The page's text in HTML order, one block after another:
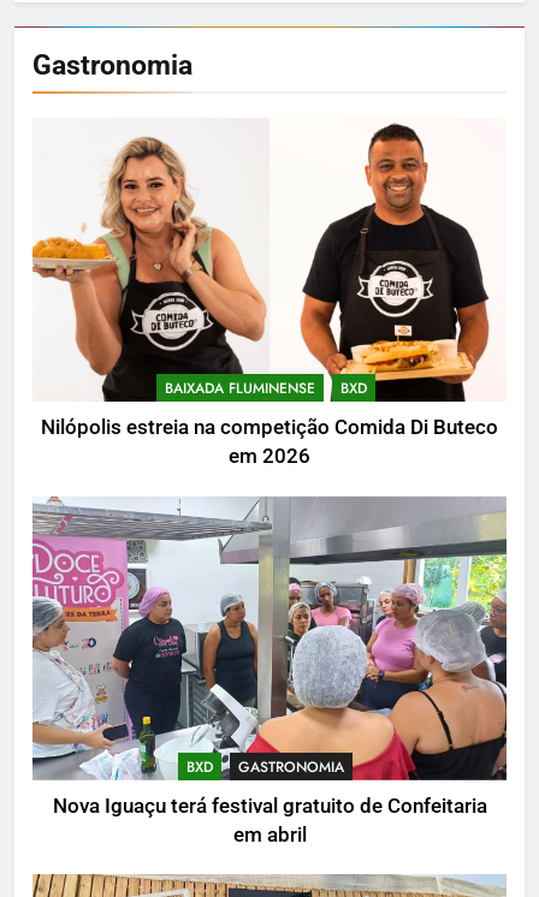
Gastronomia
BAIXADA FLUMINENSE BXD
Nilópolis estreia na competição Comida Di Buteco
em 2026
BXD GASTRONOMIA
Nova Iguaçu terá festival gratuito de Confeitaria
em abril